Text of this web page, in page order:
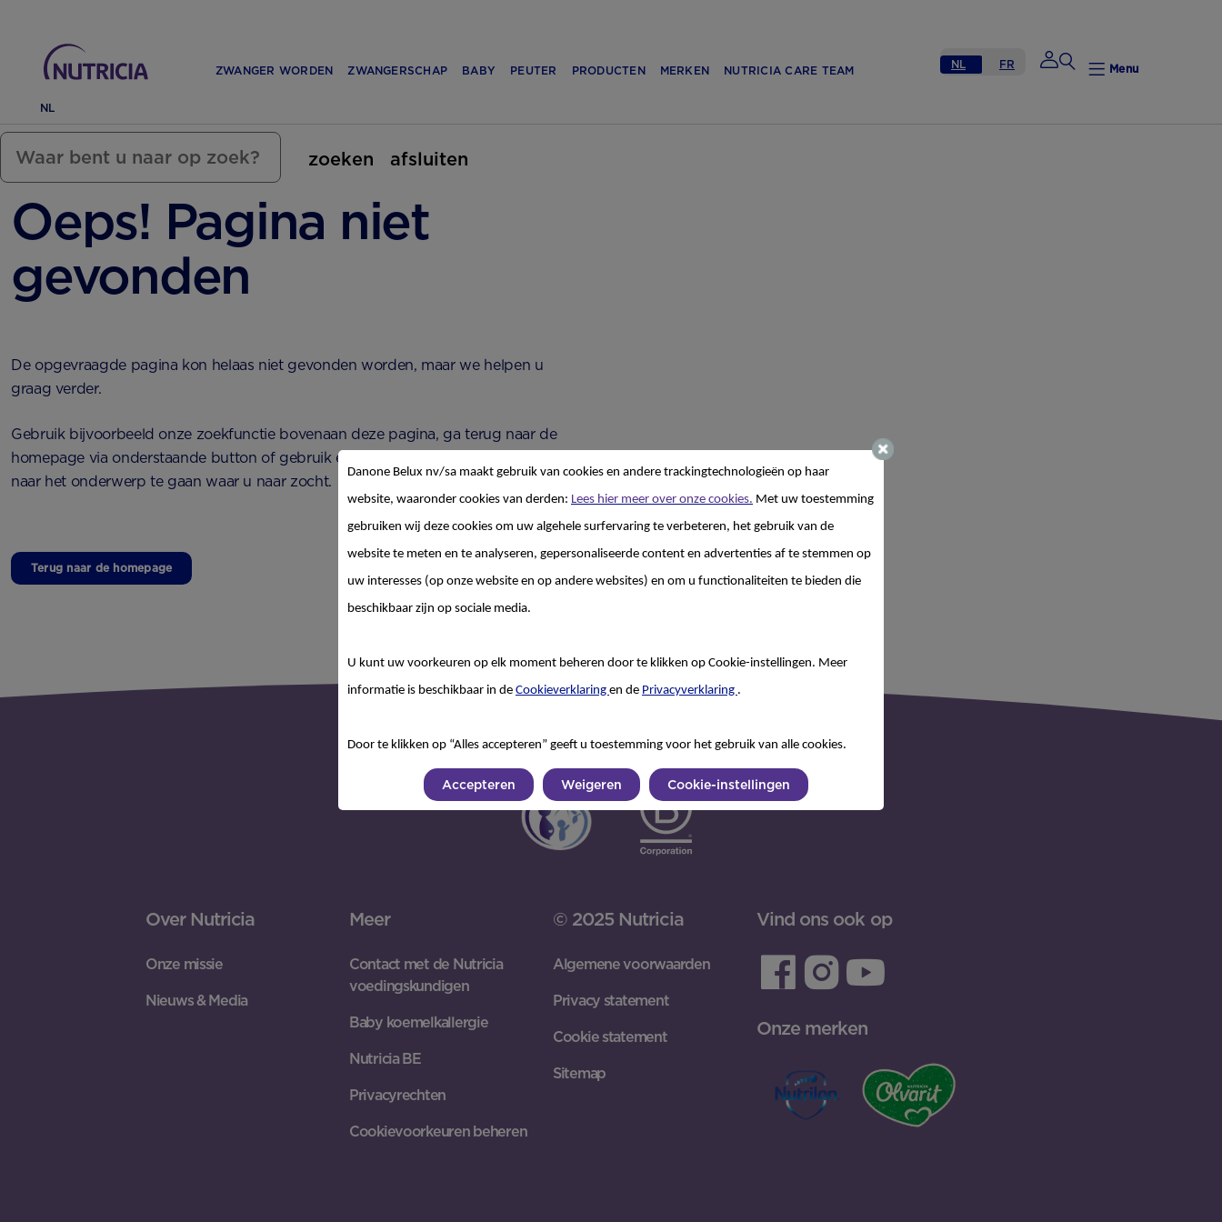
ZWANGER WORDEN ZWANGERSCHAP BABY PEUTER PRODUCTEN MERKEN NUTRICIA CARE TEAM NL FR Menu
zoeken afsluiten
NL
Oeps! Pagina niet
gevonden
De opgevraagde pagina kon helaas niet gevonden worden, maar we helpen u
graag verder.
Gebruik bijvoorbeeld onze zoekfunctie bovenaan deze pagina, ga terug naar de
homepage via onderstaande button of gebruik één van onderstaande links om
naar het onderwerp te gaan waar u naar zocht.
Terug naar de homepage
Over Nutricia
Onze missie
Nieuws & Media
Meer
Contact met de Nutricia
voedingskundigen
Baby koemelkallergie
Nutricia BE
Privacyrechten
Cookievoorkeuren beheren
© 2025 Nutricia
Algemene voorwaarden
Privacy statement
Cookie statement
Sitemap
Vind ons ook op
Onze merken
Danone Belux nv/sa maakt gebruik van cookies en andere trackingtechnologieën op haar
website, waaronder cookies van derden: Lees hier meer over onze cookies. Met uw toestemming
gebruiken wij deze cookies om uw algehele surfervaring te verbeteren, het gebruik van de
website te meten en te analyseren, gepersonaliseerde content en advertenties af te stemmen op
uw interesses (op onze website en op andere websites) en om u functionaliteiten te bieden die
beschikbaar zijn op sociale media.
U kunt uw voorkeuren op elk moment beheren door te klikken op Cookie-instellingen. Meer
informatie is beschikbaar in de Cookieverklaring en de Privacyverklaring .
Door te klikken op “Alles accepteren” geeft u toestemming voor het gebruik van alle cookies.
Accepteren Weigeren Cookie-instellingen